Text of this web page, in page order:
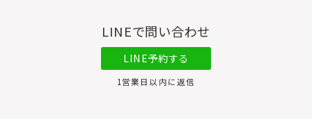
LINEで問い合わせ
LINE予約する
1営業日以内に返信